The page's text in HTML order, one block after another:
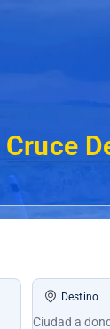
Cruce
Destino